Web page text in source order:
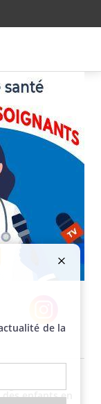
Instagram
enfants en
de la